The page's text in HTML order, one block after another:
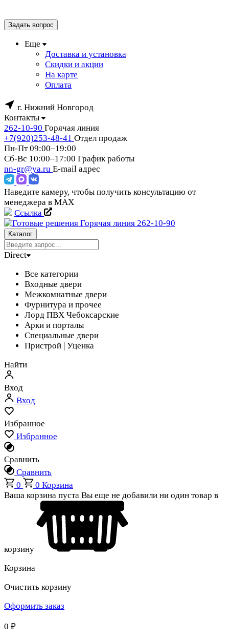
Задать вопрос
Еще
Доставка и установка
Скидки и акции
На карте
Оплата
г. Нижний Новгород
Контакты
262-10-90 Горячая линия
+7(920)253-48-41 Отдел продаж
Пн-Пт 09:00–19:00
Сб-Вс 10:00–17:00 График работы
nn-gr@ya.ru E-mail адрес
Наведите камеру, чтобы получить консультацию от
менеджера в MAX
Ссылка
Горячая линия 262-10-90
Каталог
Direct
Все категории
Входные двери
Межкомнатные двери
Фурнитура и прочее
Лорд ПВХ Чебоксарские
Арки и порталы
Специальные двери
Пристрой | Уценка
Найти
Вход
Вход
Избранное
Избранное
Сравнить
Сравнить
0
0 Корзина
Ваша корзина пуста Вы еще не добавили ни один товар в
корзину
Корзина
Очистить корзину
Оформить заказ
0 ₽